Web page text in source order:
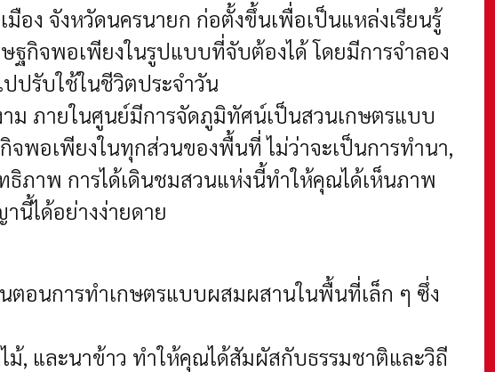
มือง จังหวัดนครนายก ก่อตั้งขึ้นเพื่อเป็นแหล่งเรียนรู้
กิจพอเพียงในรูปแบบที่จับต้องได้ โดยมีการจำลอง
ปรับใช้ในชีวิตประจำวัน
ม ภายในศูนย์มีการจัดภูมิทัศน์เป็นสวนเกษตรแบบ
พอเพียงในทุกส่วนของพื้นที่ ไม่ว่าจะเป็นการทำนา,
ธิภาพ การได้เดินชมสวนแห่งนี้ทำให้คุณได้เห็นภาพ
นี้ได้อย่างง่ายดาย
ตอนการทำเกษตรแบบผสมผสานในพื้นที่เล็ก ๆ ซึ่ง
, และนาข้าว ทำให้คุณได้สัมผัสกับธรรมชาติและวิถี